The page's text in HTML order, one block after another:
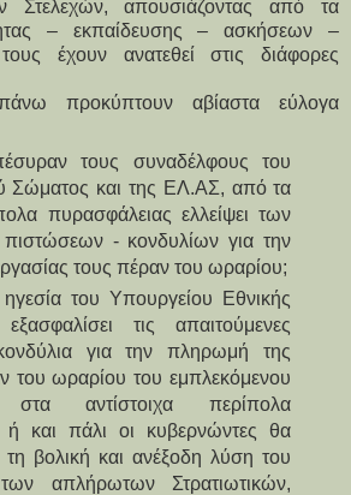
Στελεχών, απουσιάζοντας από τα
– εκπαίδευσης – ασκήσεων –
έχουν ανατεθεί στις διάφορες
προκύπτουν αβίαστα εύλογα
τους συναδέλφους του
Σώματος και της ΕΛ.ΑΣ, από τα
πυρασφάλειας ελλείψει των
πιστώσεων - κονδυλίων για την
τους πέραν του ωραρίου;
του Υπουργείου Εθνικής
τις απαιτούμενες
για την πληρωμή της
του ωραρίου του εμπλεκόμενου
στα αντίστοιχα περίπολα
ή και πάλι οι κυβερνώντες θα
τη βολική και ανέξοδη λύση του
απλήρωτων Στρατιωτικών,